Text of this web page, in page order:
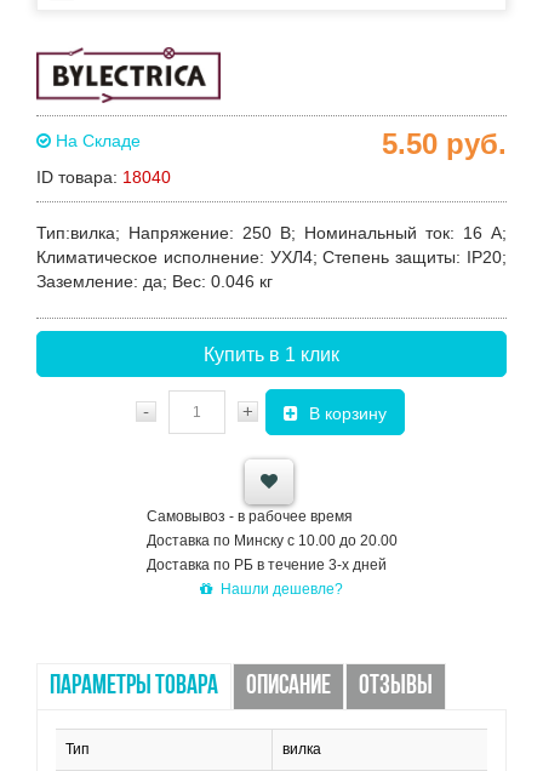
На Складе
ID товара: 18040
5.50 руб.
Тип:вилка; Напряжение: 250 В; Номинальный ток: 16 А;
Климатическое исполнение: УХЛ4;Степень защиты: IP20;
Заземление: да; Вес: 0.046 кг
Купить в 1 клик
- + В корзину
Самовывоз - в рабочее время
Доставка по Минску с 10.00 до 20.00
Доставка по РБ в течение 3-х дней
Нашли дешевле?
ПАРАМЕТРЫ ТОВАРА ОПИСАНИЕ ОТЗЫВЫ
Тип вилка